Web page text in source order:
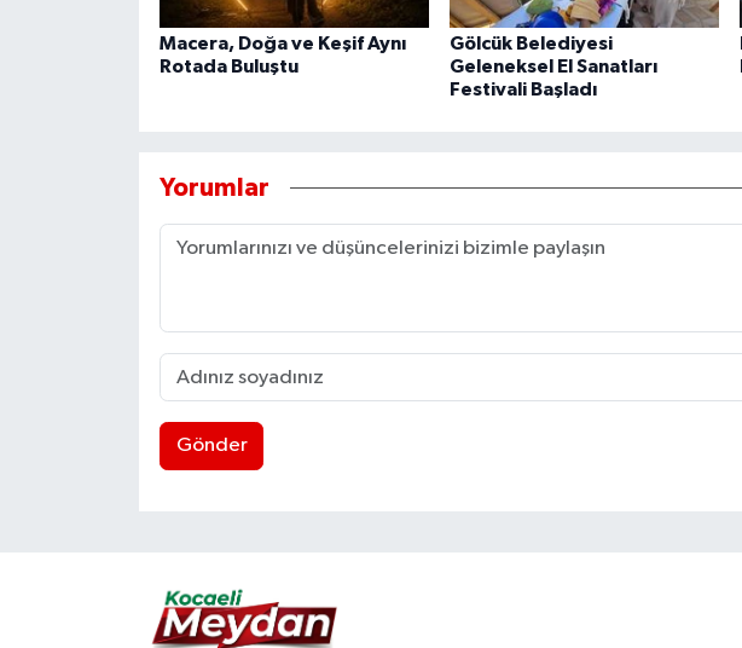
Macera, Doğa ve Keşif Aynı
Rotada Buluştu
Gölcük Belediyesi
Geleneksel El Sanatları
Festivali Başladı
Yorumlar
Gönder